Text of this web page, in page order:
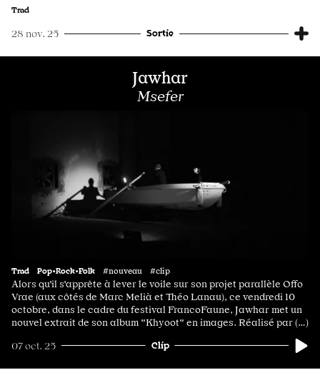
Trad
28 nov. 25 Sortie
Jawhar
Msefer
Trad Pop•Rock•Folk #nouveau #clip
Alors qu'il s'apprête à lever le voile sur son projet parallèle Offo
Vrae (aux côtés de Marc Melià et Théo Lanau), ce vendredi 10
octobre, dans le cadre du festival FrancoFaune, Jawhar met un
nouvel extrait de son album "Khyoot" en images. Réalisé par (…)
07 oct. 25 Clip